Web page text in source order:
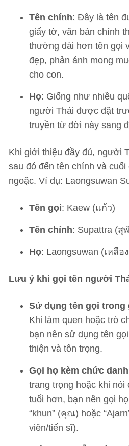
Tên chính: Đây là tên
giấy tờ, văn bản chính
thường dài hơn tên gọi
đẹp, phản ánh mong
cho con.
Họ: Giống như nhiều
người Thái được đặt
truyền từ đời này sang
Khi giới thiệu đầy đủ, người
sau đó đến tên chính và
ngoặc. Ví dụ: Laongsuwan
Tên gọi: Kaew (แก้ว)
Tên chính: Supattra (สุ
Họ: Laongsuwan (เหลื
Lưu ý khi gọi tên người
Sử dụng tên gọi trong
Khi làm quen hoặc trò
bạn nên sử dụng tên
thiện và tôn trọng.
Gọi họ kèm chức danh
trang trọng hoặc khi
tuổi hơn, bạn nên gọi
“khun” (คุณ) hoặc
viên/tiến sĩ).